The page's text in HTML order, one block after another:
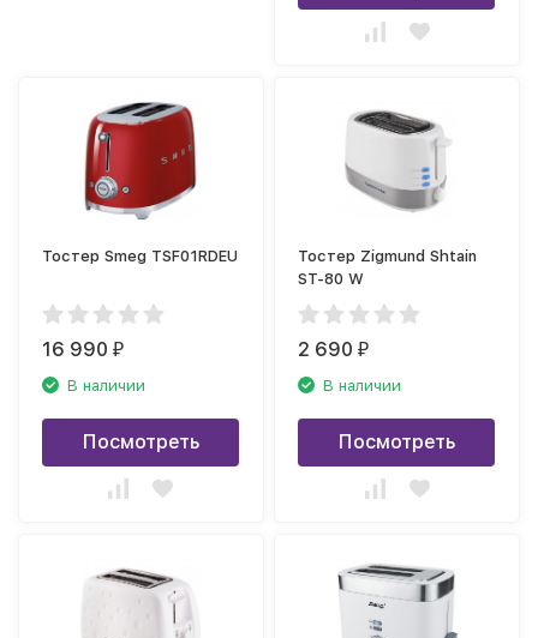
Тостер Smeg TSF01RDEU
16 990₽
В наличии
Посмотреть
Тостер Zigmund Shtain
ST-80 W
2 690₽
В наличии
Посмотреть